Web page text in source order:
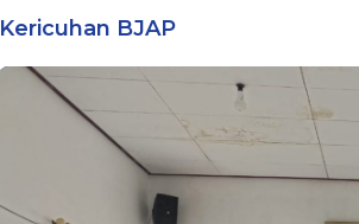
Kericuhan BJAP